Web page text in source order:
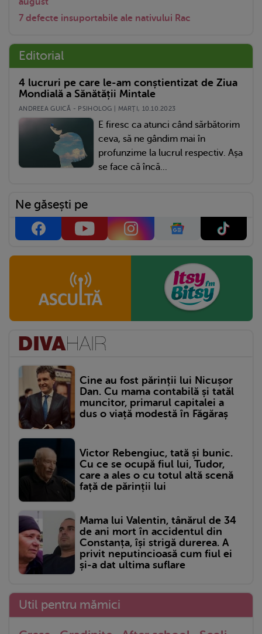
7 defecte insuportabile ale nativului Rac
Editorial
4 lucruri pe care le-am conștientizat de Ziua
Mondială a Sănătății Mintale
ANDREEA GUICĂ - PSIHOLOG | MARŢI, 10.10.2023
E firesc ca atunci când sărbătorim
ceva, să ne gândim mai în
profunzime la lucrul respectiv. Așa
se face că încă...
Ne găsești pe
Cine au fost părinții lui Nicușor
Dan. Cu mama contabilă și tatăl
muncitor, primarul capitalei a
dus o viață modestă în Făgăraș
Victor Rebengiuc, tată și bunic.
Cu ce se ocupă fiul lui, Tudor,
care a ales o cu totul altă scenă
față de părinții lui
Mama lui Valentin, tânărul de 34
de ani mort în accidentul din
Constanța, își strigă durerea. A
privit neputincioasă cum fiul ei
și-a dat ultima suflare
Util pentru mămici